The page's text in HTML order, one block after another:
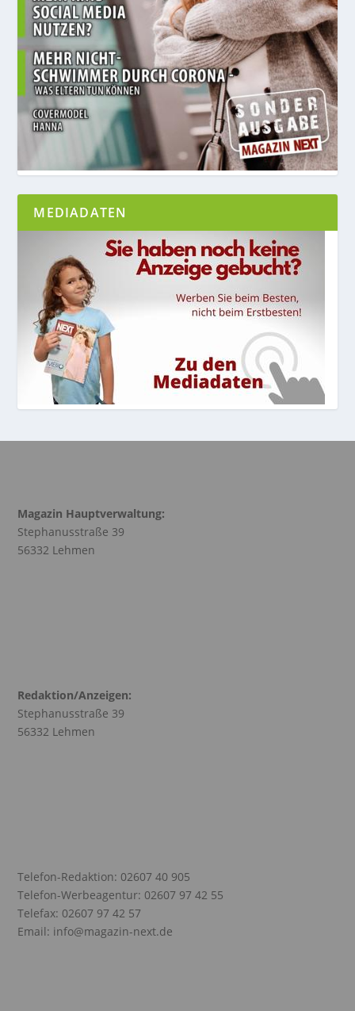
MEDIADATEN
Magazin Hauptverwaltung:
Stephanusstraße 39
56332 Lehmen
Redaktion/Anzeigen:
Stephanusstraße 39
56332 Lehmen
Telefon-Redaktion: 02607 40 905
Telefon-Werbeagentur: 02607 97 42 55
Telefax: 02607 97 42 57
Email: info@magazin-next.de